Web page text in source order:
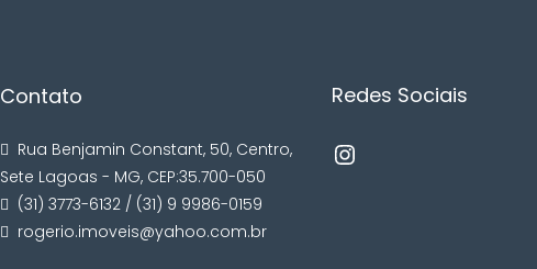
Contato
Rua Benjamin Constant, 50, Centro,
Sete Lagoas - MG, CEP:35.700-050
(31) 3773-6132 / (31) 9 9986-0159
rogerio.imoveis@yahoo.com.br
Redes Sociais